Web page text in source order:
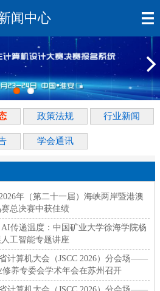
闻中心
政策法规 行业新闻
学会通讯
年（第二十一届）海峡两岸暨港澳
总决赛中获佳绩
传递温度：中国矿业大学徐海学院杨
工智能专题讲座
计算机大会（JSCC 2026）分会场——
修养专委会学术年会在苏州召开